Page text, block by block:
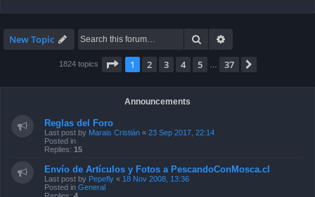
New Topic Search
1824 topics Page 1of 37
1 2 3 4 5 37
Announcements
Reglas del Foro
Last post by Marais Cristián « 23 Sep 2017, 22:14
Posted in
Replies: 15
Envío de Artículos y Fotos a PescandoConMosca.cl
Last post by Pepefly « 18 Nov 2008, 13:36
Posted in General